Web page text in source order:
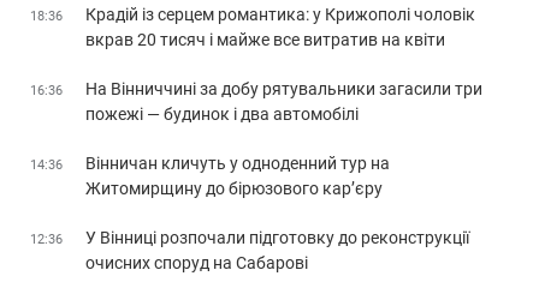
18:36
Крадій із серцем романтика: у Крижополі чоловік
вкрав 20 тисяч і майже все витратив на квіти
16:36
На Вінниччині за добу рятувальники загасили три
пожежі — будинок і два автомобілі
14:36
Вінничан кличуть у одноденний тур на
Житомирщину до бірюзового кар’єру
12:36
У Вінниці розпочали підготовку до реконструкції
очисних споруд на Сабарові